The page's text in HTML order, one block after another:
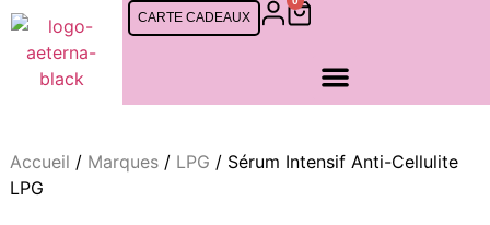
CARTE CADEAUX
Accueil / Marques/ LPG / Sérum Intensif Anti-Cellulite
LPG